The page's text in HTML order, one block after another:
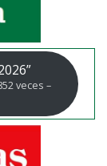
veces –